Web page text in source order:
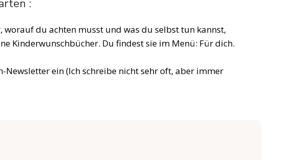
:
du achten musst und was du selbst tun kannst,
Kinderwunschbücher. Du findest sie im Menü: Für dich.
ein (Ich schreibe nicht sehr oft, aber immer